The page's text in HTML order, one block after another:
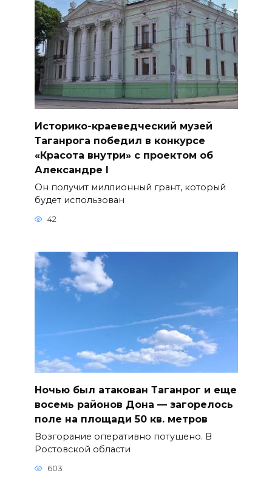
Историко-краеведческий музей
Таганрога победил в конкурсе
«Красота внутри» с проектом об
Александре I
Он получит миллионный грант, который
будет использован
42
Ночью был атакован Таганрог и еще
восемь районов Дона — загорелось
поле на площади 50 кв. метров
Возгорание оперативно потушено. В
Ростовской области
603